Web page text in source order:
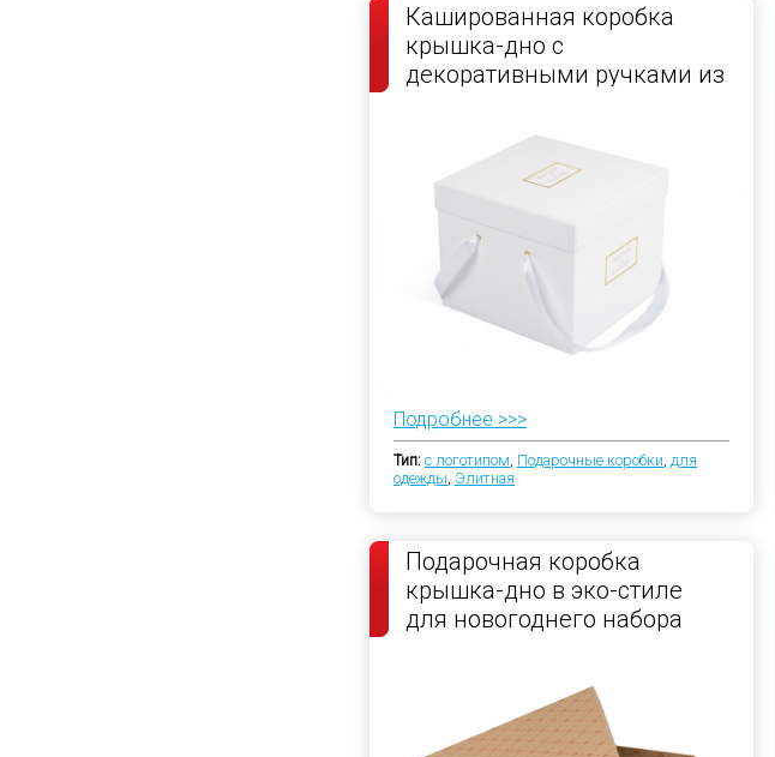
Кашированная коробка
крышка-дно с
декоративными ручками из
Подробнее >>>
Тип: с логотипом Подарочные коробки для
одежды Элитная
Подарочная коробка
крышка-дно в эко-стиле
для новогоднего набора